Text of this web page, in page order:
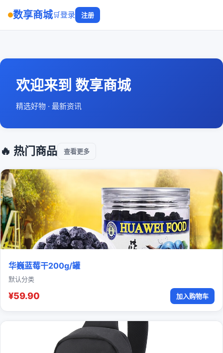
数享商城🛒登录 注册
欢迎来到 数享商城
精选好物 · 最新资讯
🔥 热门商品 查看更多
华巍蓝莓干200g/罐
默认分类
¥59.90 加入购物车